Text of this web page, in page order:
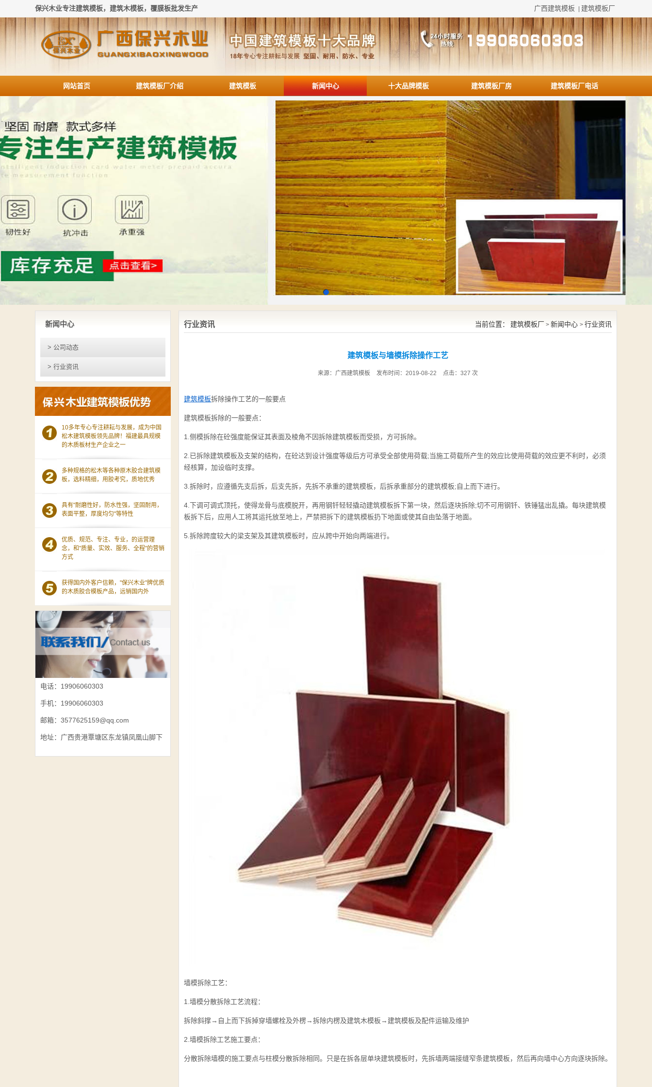
保兴木业专注建筑模板，建筑木模板，覆膜板批发生产 广西建筑模板 建筑模板厂
网站首页 建筑模板厂介绍 建筑模板 新闻中心 十大品牌模板 建筑模板厂房 建筑模板厂电话
新闻中心
> 公司动态
> 行业资讯
10多年专心专注耕耘与发展，成为中国
松木建筑模板领先品牌！福建最具规模
的木质板材生产企业之一
多种规格的松木等各种原木胶合建筑模
板，选料精细，用胶考究，质地优秀
具有"耐磨性好，防水性强，坚固耐用，
表面平整，厚度均匀"等特性
优质、规范、专注、专业，的运营理
念，和"质量、实效、服务、全程"的营销
方式
获得国内外客户信赖，"保兴木业"牌优质
的木质胶合模板产品，远销国内外
电话：19906060303
手机：19906060303
邮箱：3577625159@qq.com
地址：广西贵港覃塘区东龙镇凤凰山脚下
行业资讯 当前位置： 建筑模板厂 > 新闻中心 > 行业资讯
建筑模板与墙模拆除操作工艺
来源：广西建筑模板 发布时间：2019-08-22 点击： 327 次
建筑模板拆除操作工艺的一般要点
建筑模板拆除的一般要点：
1.侧模拆除在砼强度能保证其表面及棱角不因拆除建筑模板而受损，方可拆除。
2.已拆除建筑模板及支架的结构，在砼达到设计强度等级后方可承受全部使用荷载;当施工荷载所产生的效应比使用荷载的效应更不利时，必须
经核算，加设临时支撑。
3.拆除时，应遵循先支后拆，后支先拆，先拆不承重的建筑模板，后拆承重部分的建筑模板;自上而下进行。
4.下调可调式顶托，使得龙骨与底模脱开，再用钢钎轻轻撬动建筑模板拆下第一块，然后逐块拆除;切不可用钢钎、铁锤猛出乱撬。每块建筑模
板拆下后，应用人工将其运托放至地上，严禁把拆下的建筑模板扔下地面或使其自由坠落于地面。
5.拆除跨度较大的梁支架及其建筑模板时，应从跨中开始向两端进行。
墙模拆除工艺：
1.墙模分散拆除工艺流程：
拆除斜撑→自上而下拆掉穿墙螺栓及外楞→拆除内楞及建筑木模板→建筑模板及配件运输及维护
2.墙模拆除工艺施工要点：
分散拆除墙模的施工要点与柱模分散拆除相同。只是在拆各层单块建筑模板时，先拆墙两端接缝窄条建筑模板，然后再向墙中心方向逐块拆除。